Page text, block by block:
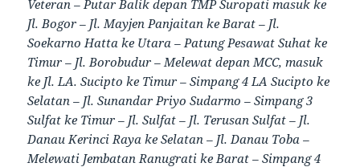
Veteran – Putar Balik depan TMP Suropati masuk ke
Jl. Bogor – Jl. Mayjen Panjaitan ke Barat – Jl.
Soekarno Hatta ke Utara – Patung Pesawat Suhat ke
Timur – Jl. Borobudur – Melewat depan MCC, masuk
ke Jl. LA. Sucipto ke Timur – Simpang 4 LA Sucipto ke
Selatan – Jl. Sunandar Priyo Sudarmo – Simpang 3
Sulfat ke Timur – Jl. Sulfat – Jl. Terusan Sulfat – Jl.
Danau Kerinci Raya ke Selatan – Jl. Danau Toba –
Melewati Jembatan Ranugrati ke Barat – Simpang 4